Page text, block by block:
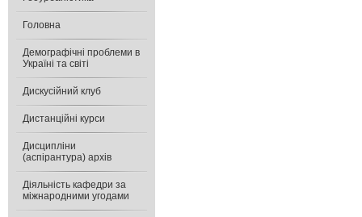
Головна
Демографічні проблеми в
Україні та світі
Дискусійний клуб
Дистанційні курси
Дисципліни
(аспірантура) архів
Діяльність кафедри за
міжнародними угодами